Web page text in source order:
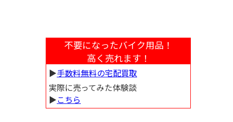
不要になったバイク用品！
高く売れます！
▶︎手数料無料の宅配買取
実際に売ってみた体験談
▶︎こちら